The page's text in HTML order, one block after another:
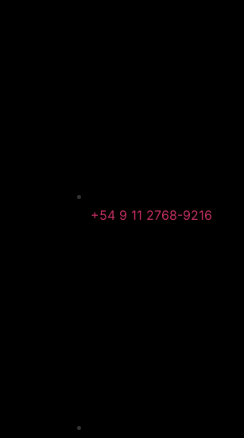
+54 9 11 2768-9216